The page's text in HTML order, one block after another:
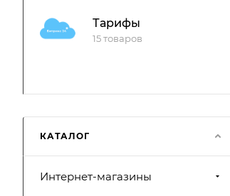
Тарифы
15 товаров
КАТАЛОГ
Интернет-магазины